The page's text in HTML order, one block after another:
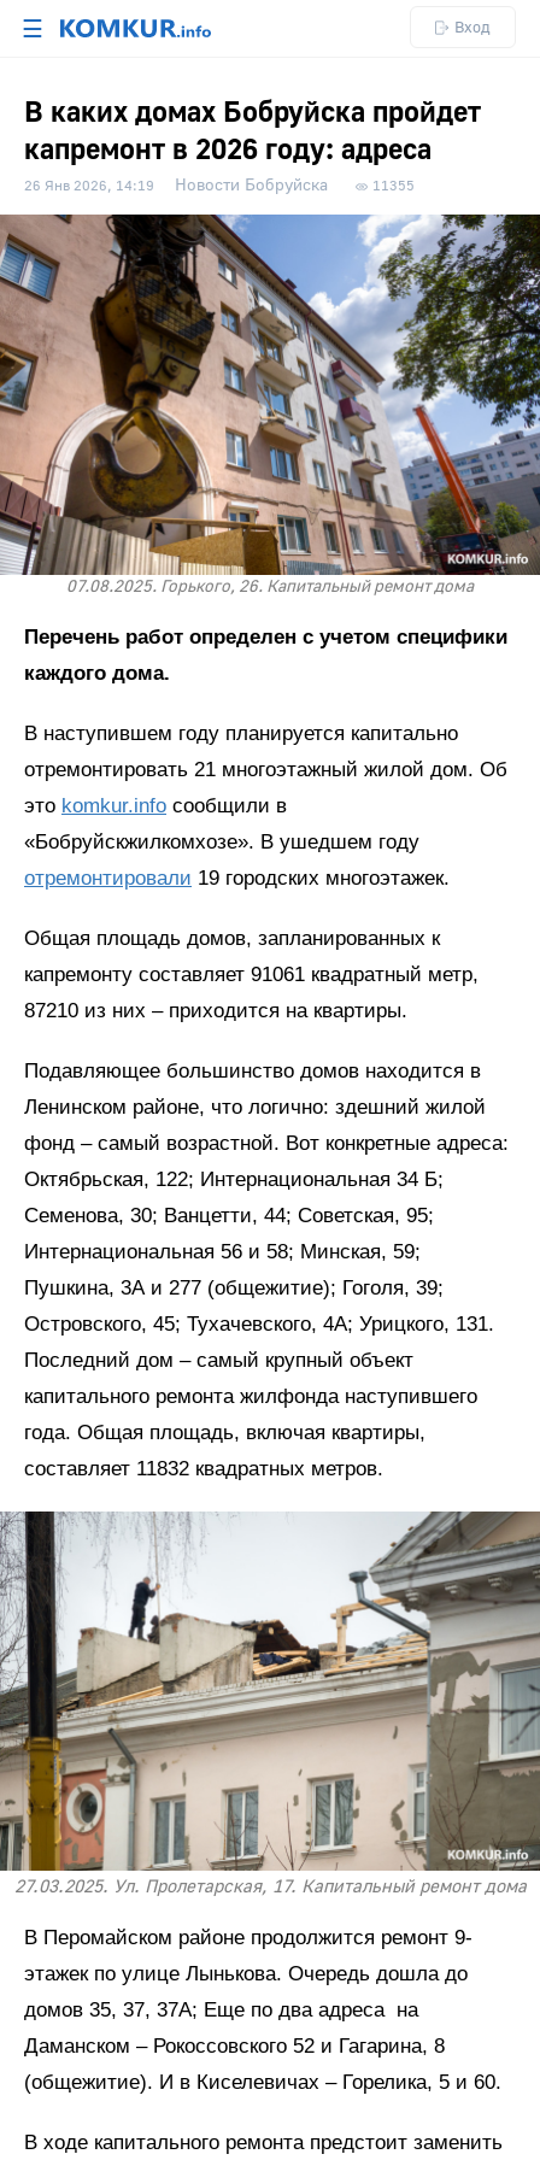
☰ Вход
В каких домах Бобруйска пройдет
капремонт в 2026 году: адреса
26 Янв 2026, 14:19 Новости Бобруйска 11355
07.08.2025. Горького, 26. Капитальный ремонт дома
Перечень работ определен с учетом специфики
каждого дома.
В наступившем году планируется капитально
отремонтировать 21 многоэтажный жилой дом. Об
это komkur.info сообщили в
«Бобруйскжилкомхозе». В ушедшем году
отремонтировали 19 городских многоэтажек.
Общая площадь домов, запланированных к
капремонту составляет 91061 квадратный метр,
87210 из них – приходится на квартиры.
Подавляющее большинство домов находится в
Ленинском районе, что логично: здешний жилой
фонд – самый возрастной. Вот конкретные адреса:
Октябрьская, 122; Интернациональная 34 Б;
Семенова, 30; Ванцетти, 44; Советская, 95;
Интернациональная 56 и 58; Минская, 59;
Пушкина, 3А и 277 (общежитие); Гоголя, 39;
Островского, 45; Тухачевского, 4А; Урицкого, 131.
Последний дом – самый крупный объект
капитального ремонта жилфонда наступившего
года. Общая площадь, включая квартиры,
составляет 11832 квадратных метров.
27.03.2025. Ул. Пролетарская, 17. Капитальный ремонт дома
В Перомайском районе продолжится ремонт 9-
этажек по улице Лынькова. Очередь дошла до
домов 35, 37, 37А; Еще по два адреса на
Даманском – Рокоссовского 52 и Гагарина, 8
(общежитие). И в Киселевичах – Горелика, 5 и 60.
В ходе капитального ремонта предстоит заменить